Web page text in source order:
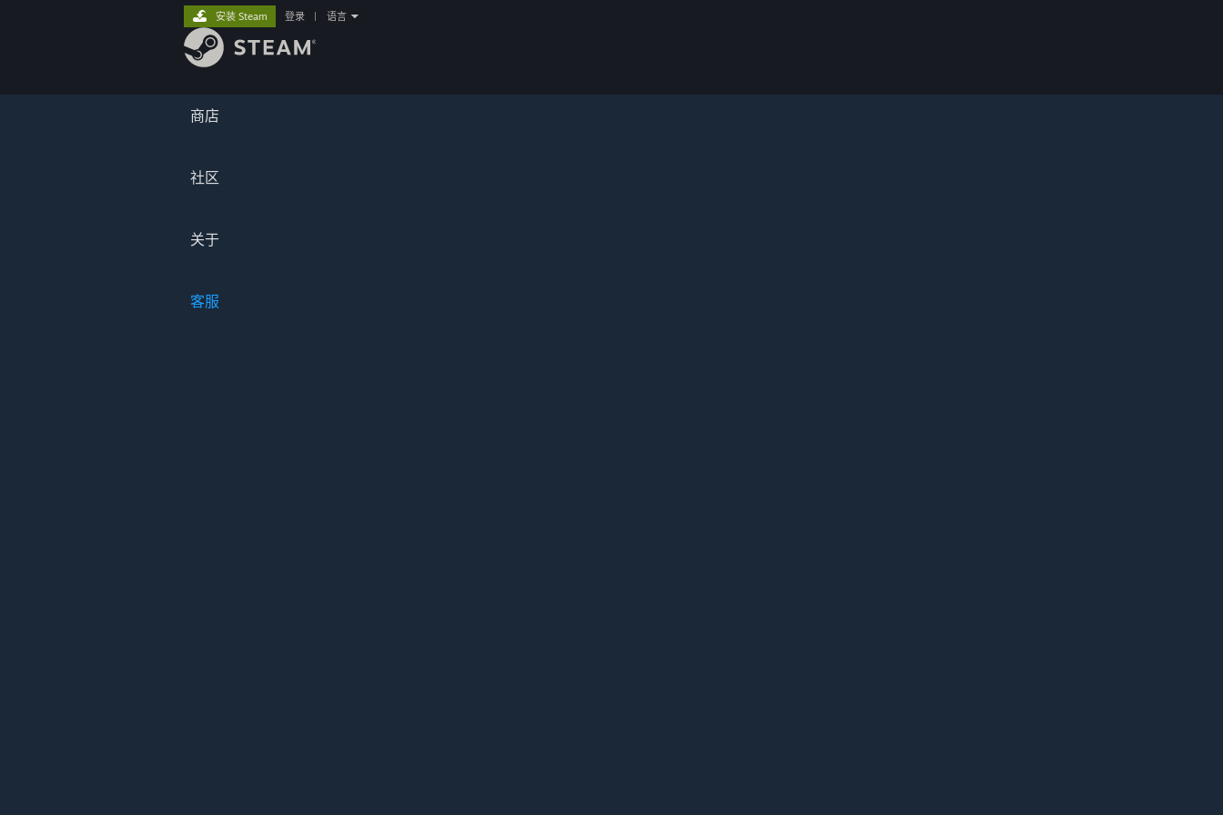
商店
社区
关于
客服
安装 Steam 登录 语言